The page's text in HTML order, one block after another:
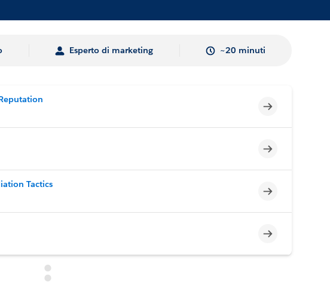
Esperto di marketing ~20 minuti
Incompleto
Incompleto
Tactics
Incompleto
Incompleto